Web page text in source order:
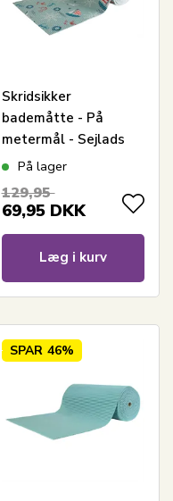
Skridsikker
bademåtte - På
metermål - Sejlads
motiv - 65 cm bred -
til vådrum - Blå
På lager
129,95
69,95 DKK
Læg i kurv
SPAR 46%